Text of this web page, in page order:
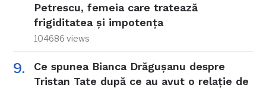
Petrescu, femeia care tratează
frigiditatea și impotența
104686 views
Ce spunea Bianca Drăgușanu despre
Tristan Tate după ce au avut o relație de